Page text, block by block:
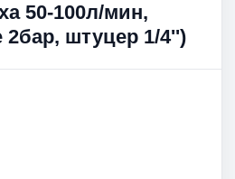
50-100л/мин,
2бар, штуцер 1/4'')